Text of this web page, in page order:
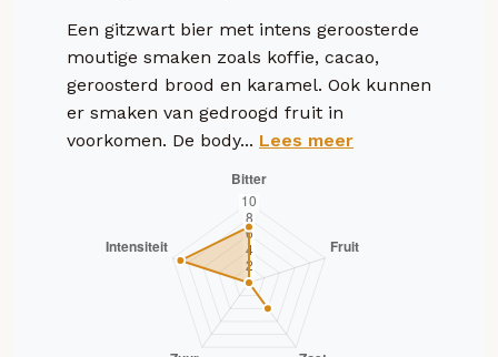
Een gitzwart bier met intens geroosterde
moutige smaken zoals koffie, cacao,
geroosterd brood en karamel. Ook kunnen
er smaken van gedroogd fruit in
voorkomen. De body... Lees meer